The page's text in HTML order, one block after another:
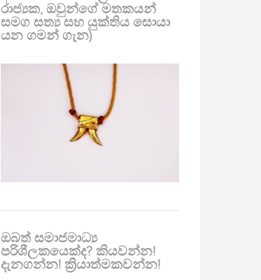
රාජ්‍යක, ඔවුන්ගේ මතකයන්
සමග සත්‍ය සහ යුක්තිය සොයා
යන ගමන් ගැන)
ඔබත් සමාජමාධ්‍ය
පරිශීලකයෙක්ද? කියවන්න!
දැනගන්න! ක්‍රියාත්මකවන්න!